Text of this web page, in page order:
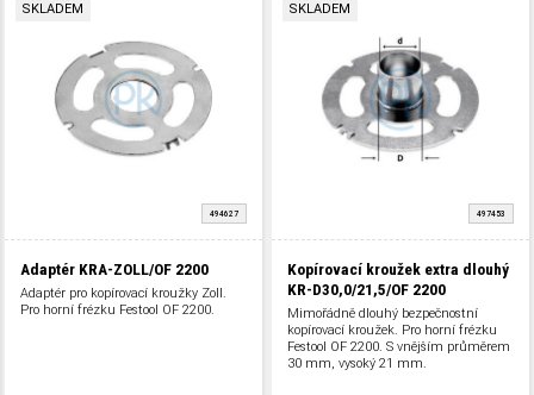
SKLADEM
494627
Adaptér KRA-ZOLL/OF 2200
Adaptér pro kopírovací kroužky Zoll.
Pro horní frézku Festool OF 2200.
SKLADEM
497453
Kopírovací kroužek extra dlouhý
KR-D30,0/21,5/OF 2200
Mimořádně dlouhý bezpečnostní
kopírovací kroužek. Pro horní frézku
Festool OF 2200. S vnějším průměrem
30 mm, vysoký 21 mm.